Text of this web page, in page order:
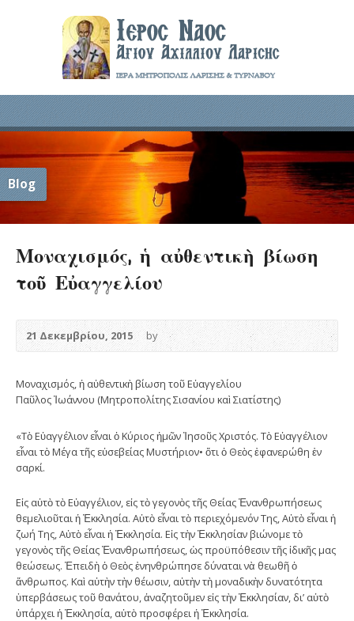
Blog
Μοναχισμός, ἡ αὐθεντικὴ βίωση
τοῦ Εὐαγγελίου
21 Δεκεμβρίου, 2015 by
Μοναχισμός, ἡ αὐθεντικὴ βίωση τοῦ Εὐαγγελίου
Παῦλος Ἰωάννου (Μητροπολίτης Σισανίου καὶ Σιατίστης)
«Τὸ Εὐαγγέλιον εἶναι ὁ Κύριος ἡμῶν Ἰησοῦς Χριστός. Τὸ Εὐαγγέλιον
εἶναι τὸ Μέγα τῆς εὐσεβείας Μυστήριον• ὅτι ὁ Θεὸς ἐφανερώθη ἐν
σαρκί.
Εἰς αὐτὸ τὸ Εὐαγγέλιον, εἰς τὸ γεγονὸς τῆς Θείας Ἐνανθρωπήσεως
θεμελιοῦται ἡ Ἐκκλησία. Αὐτὸ εἶναι τὸ περιεχόμενόν Της, Αὐτὸ εἶναι ἡ
ζωή Της, Αὐτὸ εἶναι ἡ Ἐκκλησία. Εἰς τὴν Ἐκκλησίαν βιώνομε τὸ
γεγονὸς τῆς Θείας Ἐνανθρωπήσεως, ὡς προϋπόθεσιν τῆς ἰδικῆς μας
θεώσεως. Ἐπειδὴ ὁ Θεὸς ἐνηνθρώπησε δύναται νὰ θεωθῆ ὁ
ἄνθρωπος. Καὶ αὐτὴν τὴν θέωσιν, αὐτὴν τὴ μοναδικὴν δυνατότητα
ὑπερβάσεως τοῦ θανάτου, ἀναζητοῦμεν εἰς τὴν Ἐκκλησίαν, δι’ αὐτὸ
ὑπάρχει ἡ Ἐκκλησία, αὐτὸ προσφέρει ἡ Ἐκκλησία.